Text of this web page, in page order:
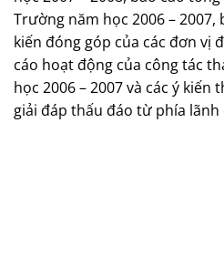
Trường năm học 2006 – 2007,
kiến đóng góp của các đơn vị
cáo hoạt động của công tác
học 2006 – 2007 và các ý
giải đáp thấu đáo từ phía